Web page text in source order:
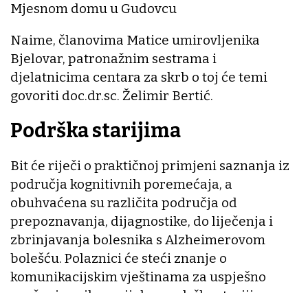
Mjesnom domu u Gudovcu
Naime, članovima Matice umirovljenika
Bjelovar, patronažnim sestrama i
djelatnicima centara za skrb o toj će temi
govoriti doc.dr.sc. Želimir Bertić.
Podrška starijima
Bit će riječi o praktičnoj primjeni saznanja iz
područja kognitivnih poremećaja, a
obuhvaćena su različita područja od
prepoznavanja, dijagnostike, do liječenja i
zbrinjavanja bolesnika s Alzheimerovom
bolešću. Polaznici će steći znanje o
komunikacijskim vještinama za uspješno